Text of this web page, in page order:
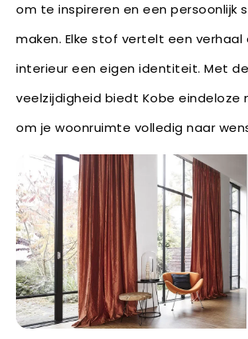
om te inspireren en een persoonlijk
maken. Elke stof vertelt een
interieur een eigen identiteit. Met
veelzijdigheid biedt Kobe eindeloze
om je woonruimte volledig naar